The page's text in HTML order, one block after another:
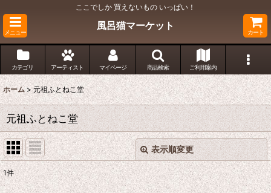
ここでしか 買えないもの いっぱい！
メニュー
風呂猫マーケット
カート
カテゴリ アーティスト マイページ 商品検索 ご利用案内
ホーム > 元祖ふとねこ堂
元祖ふとねこ堂
表示順変更
表示数:
閉じる
1件